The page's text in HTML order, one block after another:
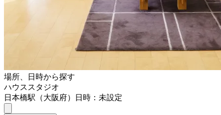
場所、日時から探す
ハウススタジオ
日本橋駅（大阪府）
日時：未設定